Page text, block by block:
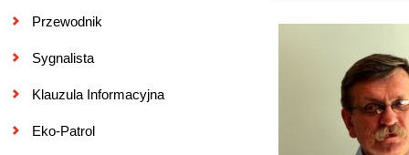
Przewodnik
Sygnalista
Klauzula Informacyjna
Eko-Patrol